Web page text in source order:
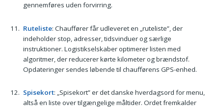
gennemføres uden forvirring.
Ruteliste: Chauffører får udleveret en „ruteliste”, der
indeholder stop, adresser, tidsvinduer og særlige
instruktioner. Logistikselskaber optimerer listen med
algoritmer, der reducerer kørte kilometer og brændstof.
Opdateringer sendes løbende til chaufførens GPS-enhed.
Spisekort: „Spisekort” er det danske hverdagsord for menu,
altså en liste over tilgængelige måltider. Ordet fremkalder